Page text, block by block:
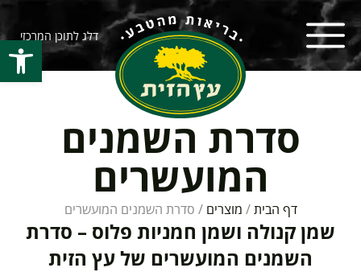
פתח
דלג לתוכן המרכזי
סדרת השמנים
המועשרים
דף הבית/ מוצרים / סדרת השמנים המועשרים
שמן קנולה ושמן חמניות פלוס – סדרת
השמנים המועשרים של עץ הזית